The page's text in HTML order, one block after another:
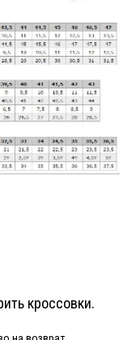
кроссовки.